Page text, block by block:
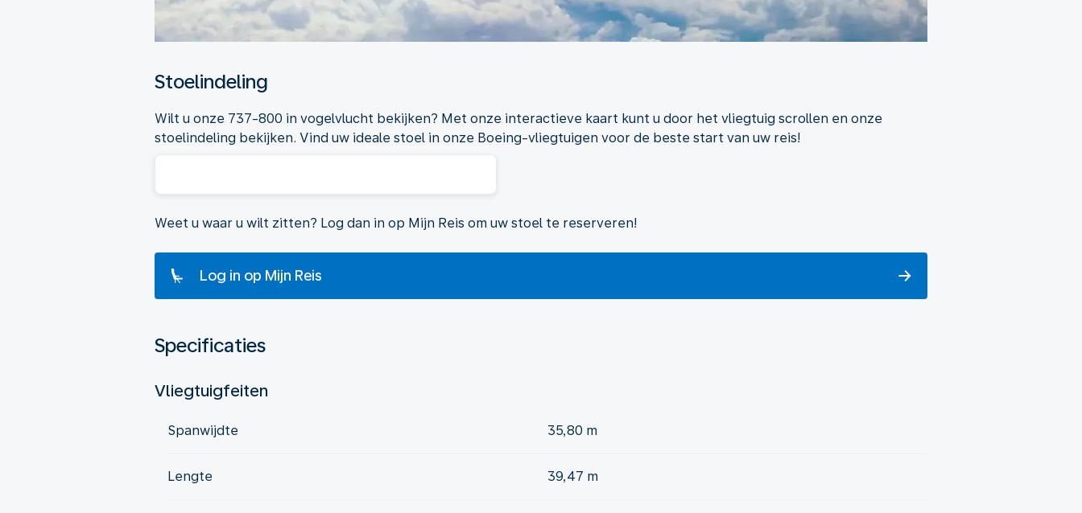
Stoelindeling
Wilt u onze 737-800 in vogelvlucht bekijken? Met onze interactieve kaart kunt u door het vliegtuig scrollen en onze
stoelindeling bekijken. Vind uw ideale stoel in onze Boeing-vliegtuigen voor de beste start van uw reis!
Weet u waar u wilt zitten? Log dan in op Mijn Reis om uw stoel te reserveren!
Log in op Mijn Reis
Specificaties
Vliegtuigfeiten
Spanwijdte 35,80 m
Lengte 39,47 m